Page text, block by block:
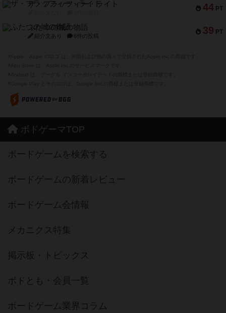
44 PT
ザ・フラッフィー・ライト
39 PT
ふたつの城の物語
紹介文あり 6件の投稿
ボドゲーマTOP
ボードゲームを検索する
ボードゲームの新着レビュー
ボードゲーム会情報
メカニクス特集
掲示板・トピックス
ボドとも・会員一覧
ボードゲーム業界コラム